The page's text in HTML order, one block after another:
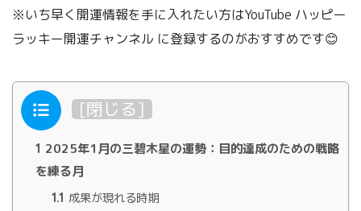
※いち早く開運情報を手に入れたい方はYouTube ハッピー
ラッキー開運チャンネル に登録するのがおすすめです😊
目次 [閉じる]
1 2025年1月の三碧木星の運勢：目的達成のための戦略
を練る月
1.1 成果が現れる時期